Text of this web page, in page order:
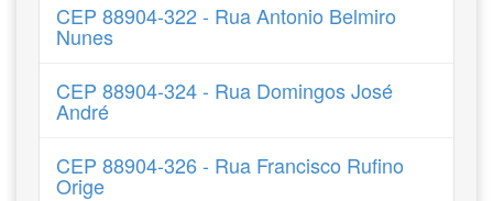
CEP 88904-322 - Rua Antonio Belmiro
Nunes
CEP 88904-324 - Rua Domingos José
André
CEP 88904-326 - Rua Francisco Rufino
Orige